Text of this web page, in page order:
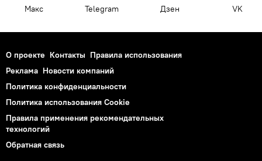
Макс Telegram Дзен VK
О проекте Контакты Правила использования
Реклама Новости компаний
Политика конфиденциальности
Политика использования Cookie
Правила применения рекомендательных
технологий
Обратная связь